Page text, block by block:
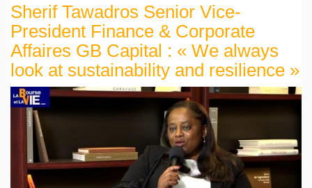
Sherif Tawadros Senior Vice-
President Finance & Corporate
Affaires GB Capital : « We always
look at sustainability and resilience »